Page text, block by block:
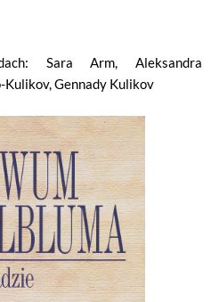
Sara Arm, Aleksandra
Kulikov, Gennady Kulikov